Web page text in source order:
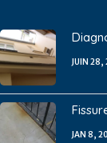
JUIN 28,
JAN 8,